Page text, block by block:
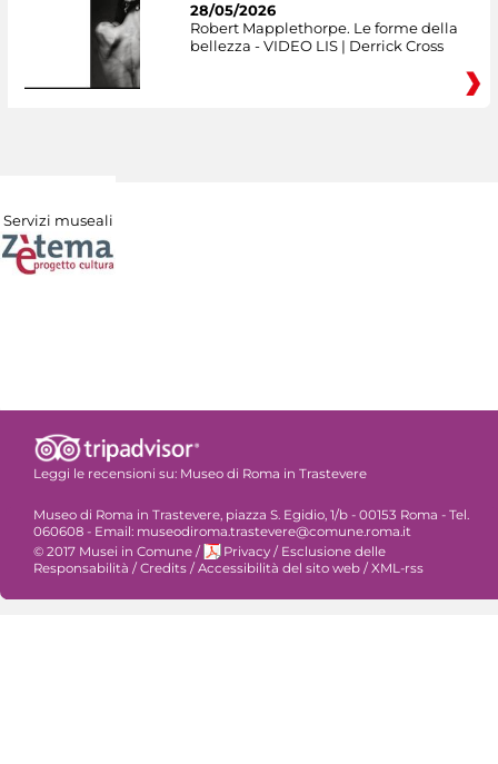
28/05/2026
Robert Mapplethorpe. Le forme della
bellezza - VIDEO LIS | Derrick Cross
Servizi museali
Leggi le recensioni su: Museo di Roma in Trastevere
Museo di Roma in Trastevere, piazza S. Egidio, 1/b - 00153 Roma - Tel.
060608 - Email: museodiroma.trastevere@comune.roma.it
© 2017 Musei in Comune / Privacy / Esclusione delle
Responsabilità / Credits / Accessibilità del sito web / XML-rss